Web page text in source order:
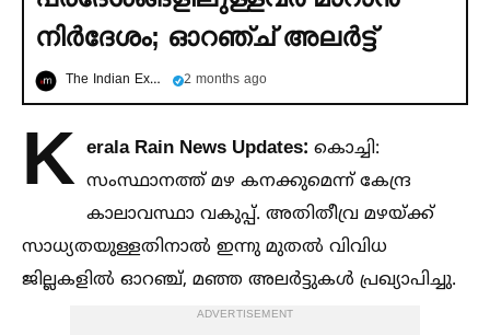
നിര്‍ദേശം; ഓറഞ്ച് അലര്‍ട്ട്
The Indian Express മലയാളം 2 months ago
K erala Rain News Updates: കൊച്ചി:
സംസ്ഥാനത്ത് മഴ കനക്കുമെന്ന് കേന്ദ്ര
കാലാവസ്ഥാ വകുപ്പ്. അതിതീവ്ര മഴയ്ക്ക്
സാധ്യതയുള്ളതിനാല്‍ ഇന്നു മുതല്‍ വിവിധ
ജില്ലകളില്‍ ഓറഞ്ച്, മഞ്ഞ അലർട്ടുകള്‍ പ്രഖ്യാപിച്ചു.
ADVERTISEMENT